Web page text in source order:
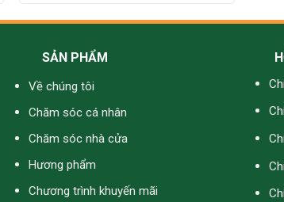
SẢN PHẨM
Về chúng tôi
Chăm sóc cá nhân
Chăm sóc nhà cửa
Hương phẩm
Chương trình khuyến mãi